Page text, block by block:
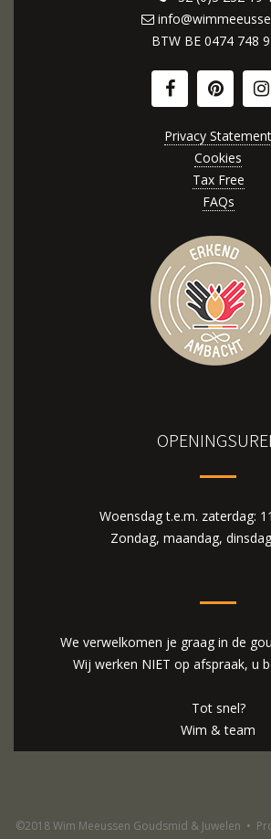
BTW BE 0474 748
Privacy Statement
Cookies
Tax Free
FAQs
Woensdag t.e.m. zaterdag:
Zondag, maandag,
We verwelkomen je graag in de
Wij werken NIET op afspraak, u
Tot snel?
Wim & team
©2018 Wim Meeussen Goudsmid & Juwelen •